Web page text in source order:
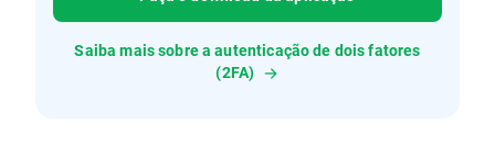
Saiba mais sobre a autenticação de dois fatores
(2FA)